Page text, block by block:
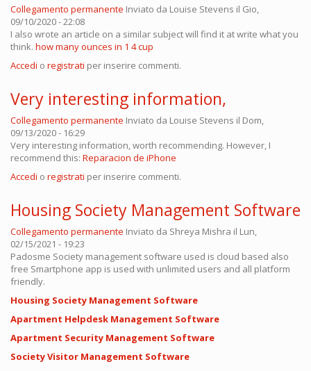
Collegamento permanente Inviato da Louise Stevens il Gio,
09/10/2020 - 22:08
I also wrote an article on a similar subject will find it at write what you
think. how many ounces in 1 4 cup
Accedi o registrati per inserire commenti.
Very interesting information,
Collegamento permanente Inviato da Louise Stevens il Dom,
09/13/2020 - 16:29
Very interesting information, worth recommending. However, I
recommend this: Reparacion de iPhone
Accedi o registrati per inserire commenti.
Housing Society Management Software
Collegamento permanente Inviato da Shreya Mishra il Lun,
02/15/2021 - 19:23
Padosme Society management software used is cloud based also
free Smartphone app is used with unlimited users and all platform
friendly.
Housing Society Management Software
Apartment Helpdesk Management Software
Apartment Security Management Software
Society Visitor Management Software